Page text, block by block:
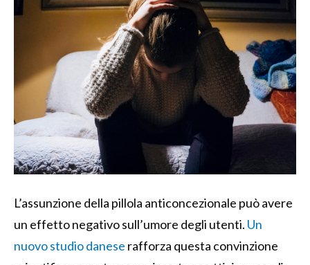
L’assunzione della pillola anticoncezionale può avere
un effetto negativo sull’umore degli utenti. Un
nuovo studio danese rafforza questa convinzione